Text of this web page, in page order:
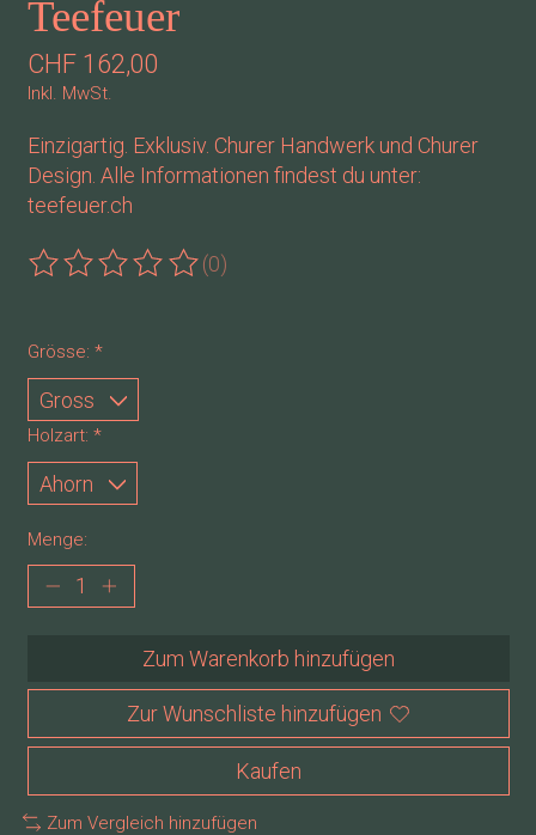
Teefeuer
CHF 162,00
Inkl. MwSt.
Einzigartig. Exklusiv. Churer Handwerk und Churer
Design. Alle Informationen findest du unter:
teefeuer.ch
Die Bewertung dieses Produkts ist
(0)
Grösse: *
Holzart: *
Menge:
Zum Warenkorb hinzufügen
Zur Wunschliste hinzufügen
Kaufen
Zum Vergleich hinzufügen